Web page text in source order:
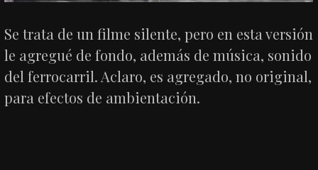
Se trata de un filme silente, pero en esta versión
le agregué de fondo, además de música, sonido
del ferrocarril. Aclaro, es agregado, no original,
para efectos de ambientación.